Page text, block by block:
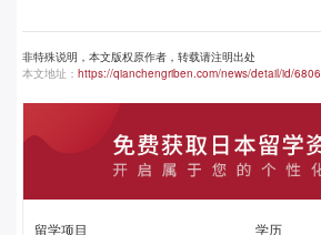
非特殊说明，本文版权原作者，转载请注明出处
本文地址： https://qianchengriben.com/news/detail/id/6806
留学项目 学历